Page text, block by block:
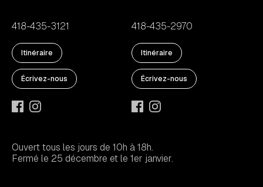
418-435-3121
Itinéraire
Écrivez-nous
418-435-2970
Itinéraire
Écrivez-nous
Ouvert tous les jours de 10h à 18h.
Fermé le 25 décembre et le 1er janvier.